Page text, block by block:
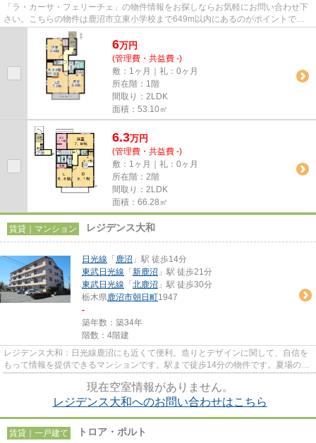
「ラ・カーサ・フェリーチェ」の物件情報をお探しならお気軽にお問い合わせ下
さい。こちらの物件は鹿沼市立東小学校まで649m以内にあるのがポイントで
す。こちらの物件はアパートです...
6万円
(管理費・共益費 -)
敷：1ヶ月｜礼：0ヶ月
所在階：1階
間取り：2LDK
面積：53.10㎡
6.3万円
(管理費・共益費 -)
敷：1ヶ月｜礼：0ヶ月
所在階：2階
間取り：2LDK
面積：66.28㎡
賃貸｜マンション レジデンス大和
日光線 「 鹿沼 」駅 徒歩14分
東武日光線 「 新鹿沼 」駅 徒歩21分
東武日光線 「 北鹿沼 」駅 徒歩30分
栃木県鹿沼市朝日町1947
-
築年数：築34年
階数：4階建
レジデンス大和：日光線鹿沼にも近くて便利。造りとデザインに関して、自信を
もって情報を提供できるマンションです。駅まで徒歩14分の物件です。夏場の電
現在空室情報がありません。
レジデンス大和へのお問い合わせはこちら
賃貸｜一戸建て トロア・ポルト